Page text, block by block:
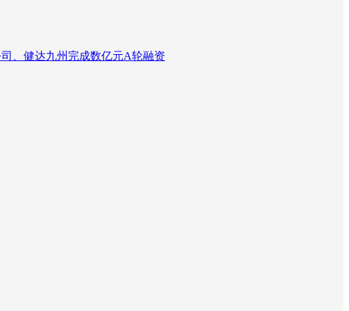
、健达九州完成数亿元A轮融资